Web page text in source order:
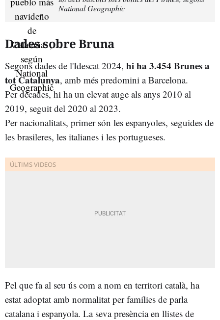
National Geographic
Dades sobre Bruna
Segons dades de l'Idescat 2024, hi ha 3.454 Brunes a
tot Catalunya, amb més predomini a Barcelona.
Per dècades, hi ha un elevat auge als anys 2010 al
2019, seguit del 2020 al 2023.
Per nacionalitats, primer són les espanyoles, seguides de
les brasileres, les italianes i les portugueses.
Pel que fa al seu ús com a nom en territori català, ha
estat adoptat amb normalitat per famílies de parla
catalana i espanyola. La seva presència en llistes de